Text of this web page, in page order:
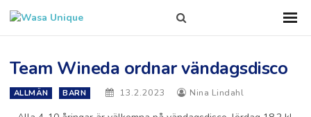
this
Team Wineda ordnar vändagsdisco
ALLMÄN BARN 13.2.2023 Nina Lindahl